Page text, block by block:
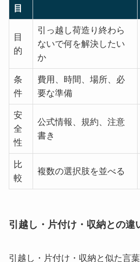
目
目
的
引っ越し荷造り終わら
ないで何を解決したい
か
条
件
費用、時間、場所、必
要な準備
安
全
性
公式情報、規約、注意
書き
比
較
複数の選択肢を並べる
引越し・片付け・収納との違
引越し・片付け・収納と似た言